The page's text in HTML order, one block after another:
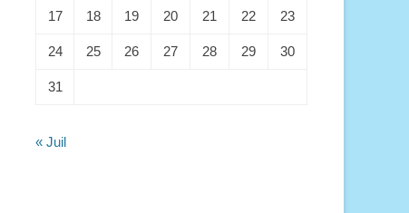
17 18 19 20 21 22 23
24 25 26 27 28 29 30
31
« Juil